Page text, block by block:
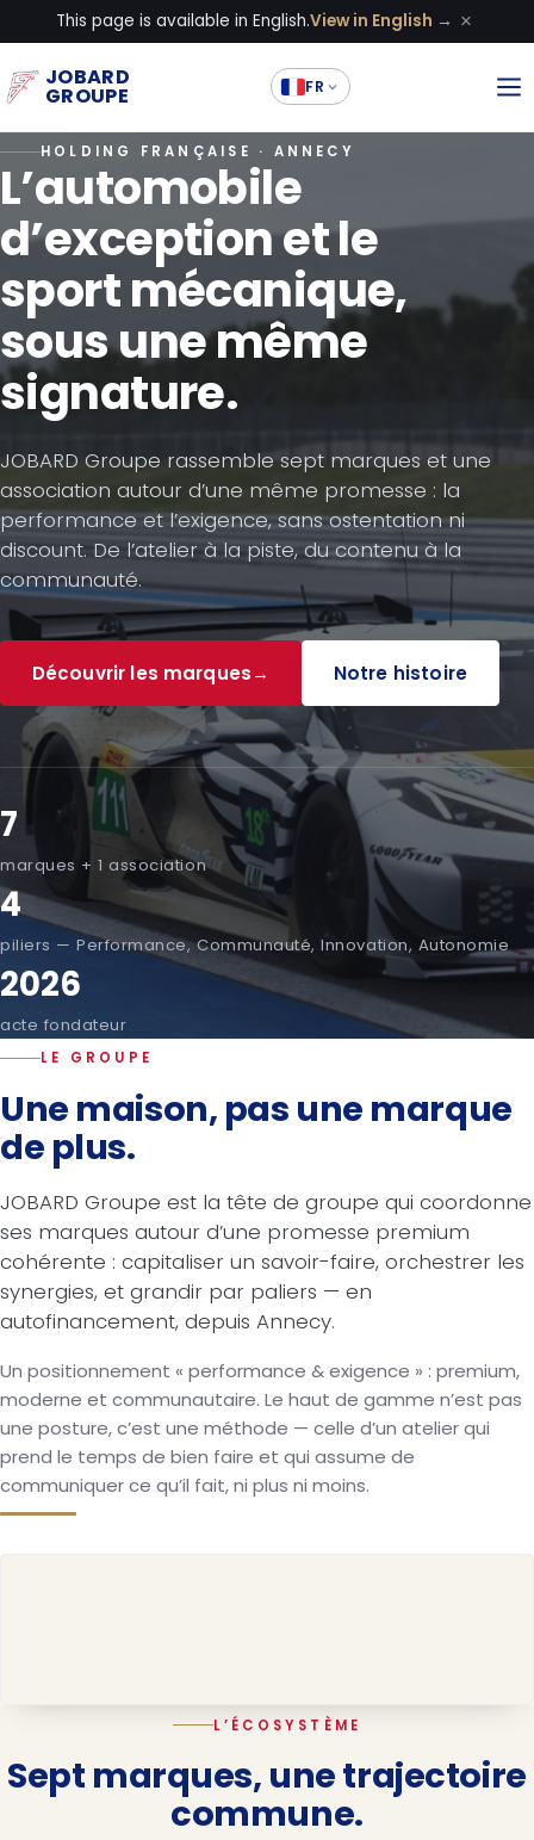
This page is available in English.View in English → ×
JOBARD
GROUPE FR
HOLDING FRANÇAISE · ANNECY
L’automobile
d’exception et le
sport mécanique,
sous une même
signature.
JOBARD Groupe rassemble sept marques et une
association autour d’une même promesse : la
performance et l’exigence, sans ostentation ni
discount. De l’atelier à la piste, du contenu à la
communauté.
Découvrir les marques→ Notre histoire
7
marques + 1 association
4
piliers — Performance, Communauté, Innovation, Autonomie
2026
acte fondateur
LE GROUPE
Une maison, pas une marque
de plus.
JOBARD Groupe est la tête de groupe qui coordonne
ses marques autour d’une promesse premium
cohérente : capitaliser un savoir-faire, orchestrer les
synergies, et grandir par paliers — en
autofinancement, depuis Annecy.
Un positionnement « performance & exigence » : premium,
moderne et communautaire. Le haut de gamme n’est pas
une posture, c’est une méthode — celle d’un atelier qui
prend le temps de bien faire et qui assume de
communiquer ce qu’il fait, ni plus ni moins.
L’ÉCOSYSTÈME
Sept marques, une trajectoire
commune.